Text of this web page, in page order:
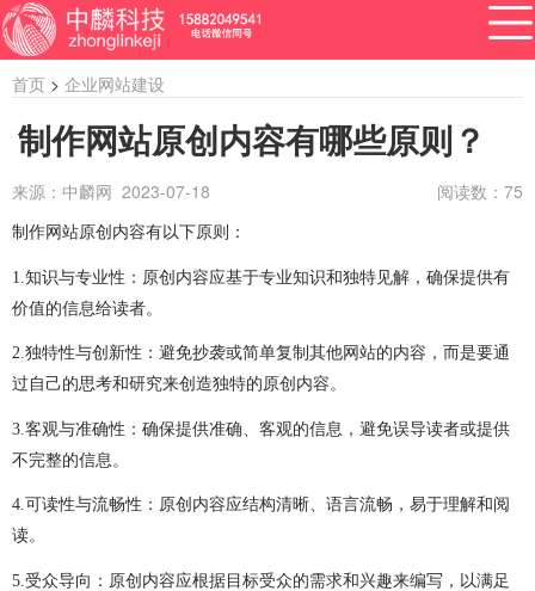
软件开发 系统开发 管理系统开发
企业管理系统开发 公众号开发 成都公众号开发
公众号定制开发 微信公众号定制开发
公众号开发费用
ERP系统开发 做ERP系统 OA系统开发
首页 > 企业网站建设
制作网站原创内容有哪些原则？
来源：中麟网 2023-07-18 阅读数： 75
制作网站原创内容有以下原则：
1. 知识与专业性：原创内容应基于专业知识和独特见解，确保提供有
价值的信息给读者。
2.独特性与创新性：避免抄袭或简单复制其他网站的内容，而是要通
过自己的思考和研究来创造独特的原创内容。
3. 客观与准确性：确保提供准确、客观的信息，避免误导读者或提供
不完整的信息。
4.可读性与流畅性：原创内容应结构清晰、语言流畅，易于理解和阅
读。
5. 受众导向：原创内容应根据目标受众的需求和兴趣来编写，以满足